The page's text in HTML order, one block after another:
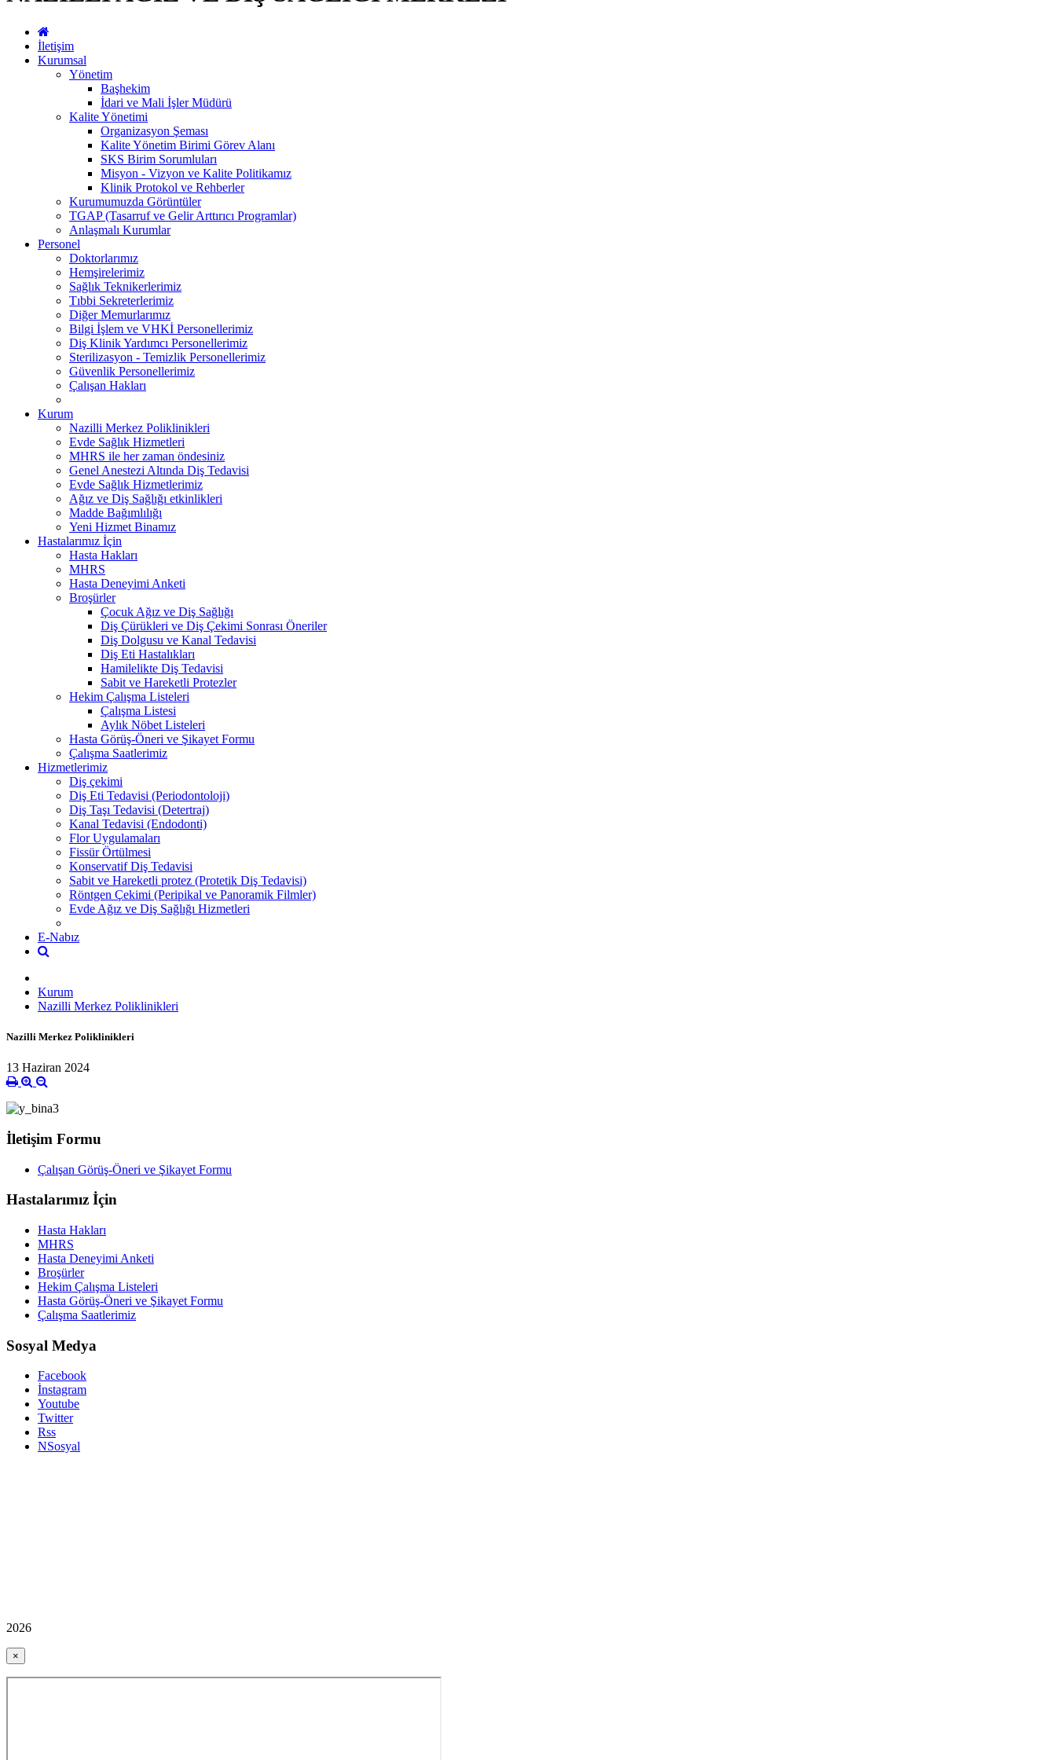
İletişim
Kurumsal
Yönetim
Başhekim
İdari ve Mali İşler Müdürü
Kalite Yönetimi
Organizasyon Şeması
Kalite Yönetim Birimi Görev Alanı
SKS Birim Sorumluları
Misyon - Vizyon ve Kalite Politikamız
Klinik Protokol ve Rehberler
Kurumumuzda Görüntüler
TGAP (Tasarruf ve Gelir Arttırıcı Programlar)
Anlaşmalı Kurumlar
Personel
Doktorlarımız
Hemşirelerimiz
Sağlık Teknikerlerimiz
Tıbbi Sekreterlerimiz
Diğer Memurlarımız
Bilgi İşlem ve VHKİ Personellerimiz
Diş Klinik Yardımcı Personellerimiz
Sterilizasyon - Temizlik Personellerimiz
Güvenlik Personellerimiz
Çalışan Hakları
Kurum
Nazilli Merkez Poliklinikleri
Evde Sağlık Hizmetleri
MHRS ile her zaman öndesiniz
Genel Anestezi Altında Diş Tedavisi
Evde Sağlık Hizmetlerimiz
Ağız ve Diş Sağlığı etkinlikleri
Madde Bağımlılığı
Yeni Hizmet Binamız
Hastalarımız İçin
Hasta Hakları
MHRS
Hasta Deneyimi Anketi
Broşürler
Çocuk Ağız ve Diş Sağlığı
Diş Çürükleri ve Diş Çekimi Sonrası Öneriler
Diş Dolgusu ve Kanal Tedavisi
Diş Eti Hastalıkları
Hamilelikte Diş Tedavisi
Sabit ve Hareketli Protezler
Hekim Çalışma Listeleri
Çalışma Listesi
Aylık Nöbet Listeleri
Hasta Görüş-Öneri ve Şikayet Formu
Çalışma Saatlerimiz
Hizmetlerimiz
Diş çekimi
Diş Eti Tedavisi (Periodontoloji)
Diş Taşı Tedavisi (Detertraj)
Kanal Tedavisi (Endodonti)
Flor Uygulamaları
Fissür Örtülmesi
Konservatif Diş Tedavisi
Sabit ve Hareketli protez (Protetik Diş Tedavisi)
Röntgen Çekimi (Peripikal ve Panoramik Filmler)
Evde Ağız ve Diş Sağlığı Hizmetleri
E-Nabız
Kurum
Nazilli Merkez Poliklinikleri
Nazilli Merkez Poliklinikleri
13 Haziran 2024
İletişim Formu
Çalışan Görüş-Öneri ve Şikayet Formu
Hastalarımız İçin
Hasta Hakları
MHRS
Hasta Deneyimi Anketi
Broşürler
Hekim Çalışma Listeleri
Hasta Görüş-Öneri ve Şikayet Formu
Çalışma Saatlerimiz
Sosyal Medya
Facebook
İnstagram
Youtube
Twitter
Rss
NSosyal
2026
×